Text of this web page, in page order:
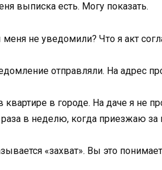
выписка есть. Могу показать.
меня не уведомили? Что я акт
отправляли. На адрес
квартире в городе. На даче я не
в неделю, когда приезжаю за
«захват». Вы это